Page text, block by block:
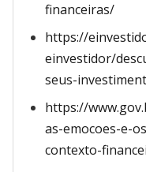
financeiras/
https://
einvestidor/
seus-
https://
as-emocoes-e-
contexto-